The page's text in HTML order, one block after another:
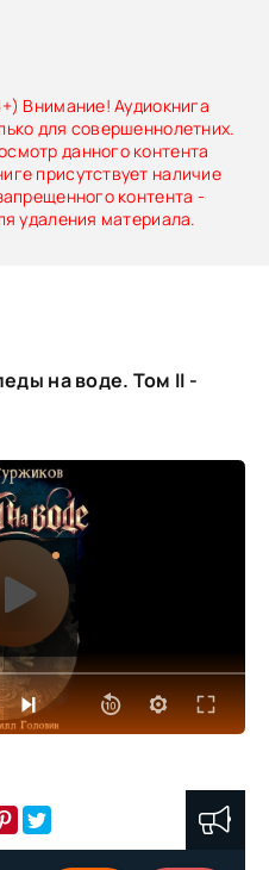
Внимание! Аудиокнига
для совершеннолетних.
данного контента
присутствует наличие
контента -
удаления материала.
на воде. Том II -